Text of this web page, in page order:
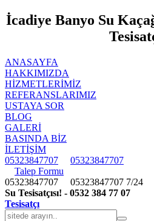
İcadiye Banyo Su
ANASAYFA
HAKKIMIZDA
HIZMETLERIMIZ
REFERANSLARIMIZ
USTAYA SOR
BLOG
GALERİ
BASINDA BİZ
İLETİŞİM
05323847707
05323847707
Talep Formu
05323847707 05323847707 7/24
Su Tesisatçısı! - 0532 384 77 07
Tesisatçı